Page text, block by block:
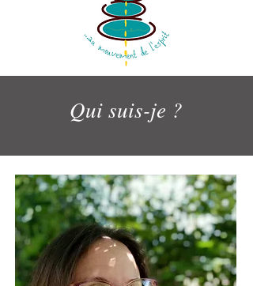
Qui suis-je ?